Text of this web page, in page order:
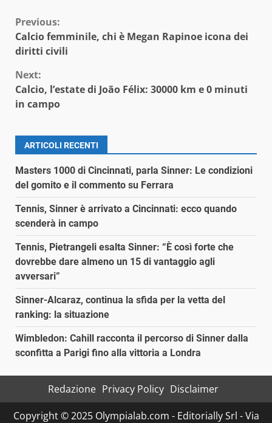
Continue
Reading
Previous:
Calcio femminile, chi è Megan Rapinoe icona dei
diritti civili
Next:
Calcio, l’estate di João Félix: 30000 km e 0 minuti
in campo
ARTICOLI RECENTI
Masters 1000 di Cincinnati, parla Sinner: Le condizioni
del gomito e il commento su Ferrara
Tennis, Sinner è arrivato a Cincinnati: ecco quando
scenderà in campo
Tennis, Pietrangeli esalta Sinner: “È così forte che
dovrebbe dare almeno un 15 di vantaggio agli
avversari”
Sinner-Alcaraz, continua la sfida per la vetta del
ranking: la situazione
Wimbledon: Cahill racconta il percorso di Sinner dalla
sconfitta a Parigi fino alla vittoria a Londra
Redazione Privacy Policy Disclaimer
Copyright © 2025 Olympialab.com - Editorially Srl - Via